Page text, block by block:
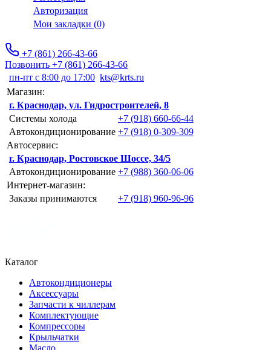
Авторизация
Мои закладки (0)
+7 (861) 266-43-66
Позвонить +7 (861) 266-43-66
пн-пт с 8:00 до 17:00 kts@krts.ru
Магазин:
г. Краснодар, ул. Гидростроителей, 8
Системы холода
+7 (918) 660-66-44
Автокондиционирование +7 (918) 0-309-309
Автосервис:
г. Краснодар, Ростовское Шоссе, 34/5
Автокондиционирование +7 (988) 360-06-06
Интернет-магазин:
Заказы принимаются
+7 (918) 960-96-96
Каталог
Автокондиционеры
Аксессуары
Запчасти к чиллерам
Комплектующие
Компрессоры
Крыльчатки
Масло